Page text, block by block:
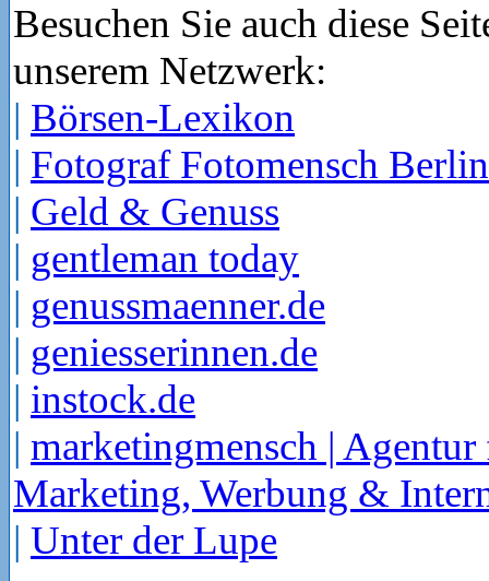
Besuchen Sie auch diese
unserem Netzwerk:
| Börsen-Lexikon
| Fotograf Fotomensch Berlin
| Geld & Genuss
| gentleman today
| genussmaenner.de
| geniesserinnen.de
| instock.de
| marketingmensch | Agentur
Marketing, Werbung &
| Unter der Lupe